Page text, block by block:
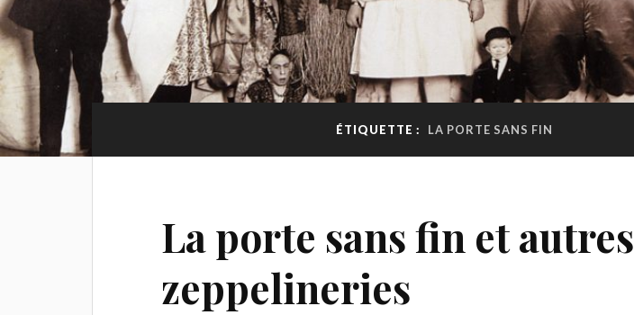
ÉTIQUETTE : LA PORTE SANS FIN
La porte sans fin et autres
zeppelineries